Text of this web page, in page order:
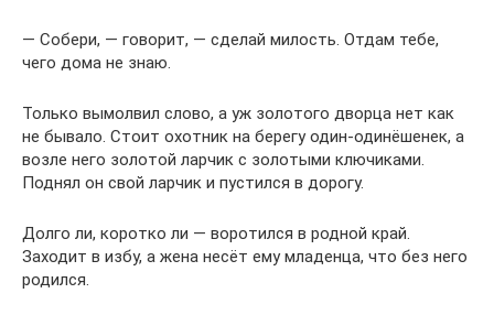
— Собери, — говорит, — сделай милость. Отдам тебе,
чего дома не знаю.
Только вымолвил слово, а уж золотого дворца нет как
не бывало. Стоит охотник на берегу один-одинёшенек, а
возле него золотой ларчик с золотыми ключиками.
Поднял он свой ларчик и пустился в дорогу.
Долго ли, коротко ли — воротился в родной край.
Заходит в избу, а жена несёт ему младенца, что без него
родился.